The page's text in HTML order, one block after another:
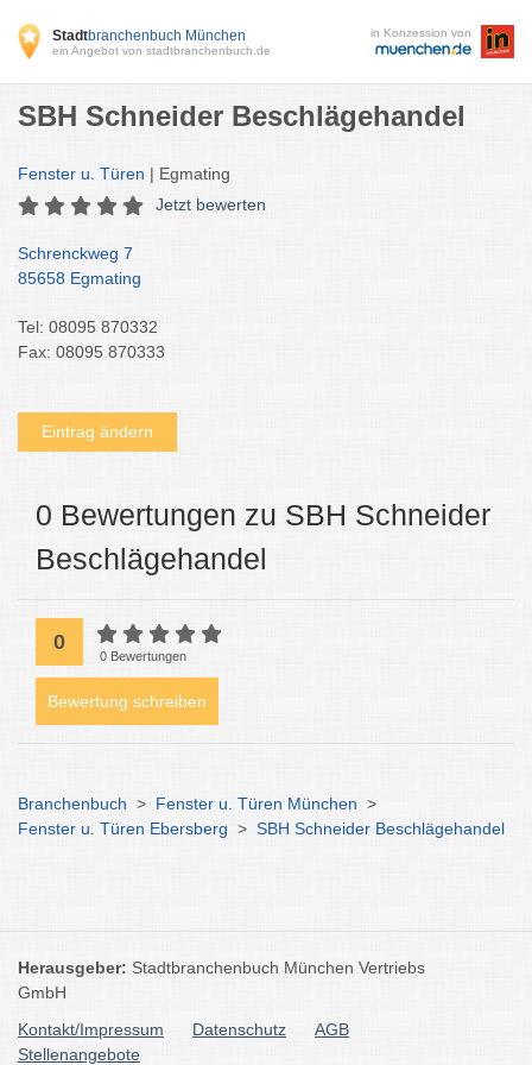
Stadtbranchenbuch München
ein Angebot von stadtbranchenbuch.de
in Konzession von
SBH Schneider Beschlägehandel
Fenster u. Türen | Egmating
Jetzt bewerten
Schrenckweg 7
85658 Egmating
Tel: 08095 870332
Fax: 08095 870333
Eintrag ändern
0 Bewertungen zu SBH Schneider
Beschlägehandel
0
0 Bewertungen
Bewertung schreiben
Branchenbuch > Fenster u. Türen München >
Fenster u. Türen Ebersberg > SBH Schneider Beschlägehandel
Herausgeber: Stadtbranchenbuch München Vertriebs
GmbH
Kontakt/Impressum
Datenschutz
AGB
Stellenangebote